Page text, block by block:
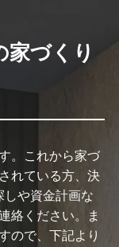
家づくり
。これから家づ
れている方、決
や資金計画な
絡ください。ま
ので、下記より